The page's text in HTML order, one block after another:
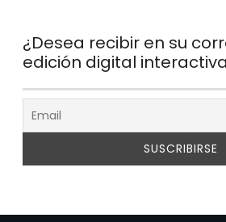
¿Desea recibir en su
edición digital